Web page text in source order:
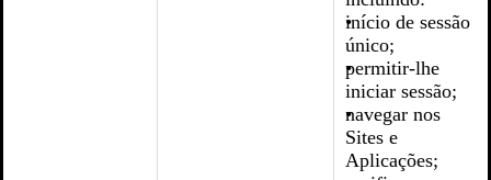
início de sessão
único;
permitir-lhe
iniciar sessão;
navegar nos
Sites e
Aplicações;